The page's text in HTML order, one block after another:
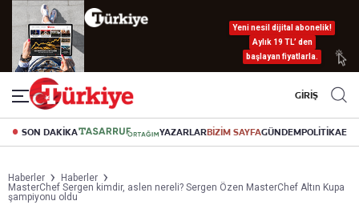
Yeni nesil dijital abonelik!
Aylık 19 TL’ den
başlayan fiyatlarla.
GİRİŞ
SON DAKİKA YAZARLARBİZİM SAYFAGÜNDEMPOLİTİKA
Haberler
Haberler
MasterChef Sergen kimdir, aslen nereli? Sergen Özen MasterChef Altın Kupa
şampiyonu oldu